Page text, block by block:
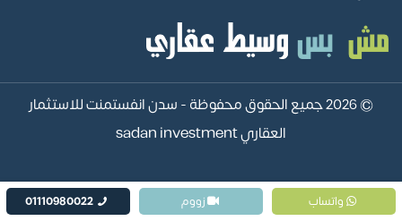
© 2026 جميع الحقوق محفوظة -
سدن انفستمنت للاستثمار
العقاري sadan investment
واتساب 01110980022 زووم